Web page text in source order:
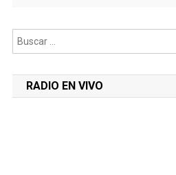
RADIO EN VIVO